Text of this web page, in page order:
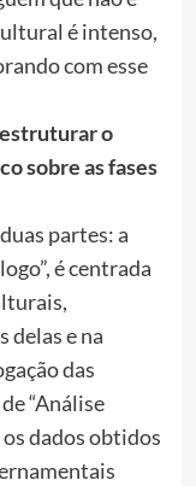
é intenso,
com esse
o
sobre as fases
partes: a
é centrada
delas e na
das
“Análise
os dados obtidos